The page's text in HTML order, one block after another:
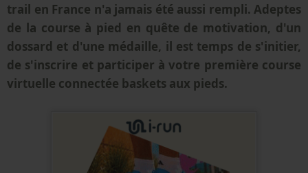
trail en France n'a jamais été aussi rempli. Adeptes
de la course à pied en quête de motivation, d'un
dossard et d'une médaille, il est temps de s'initier,
de s'inscrire et participer à votre première course
virtuelle connectée baskets aux pieds.